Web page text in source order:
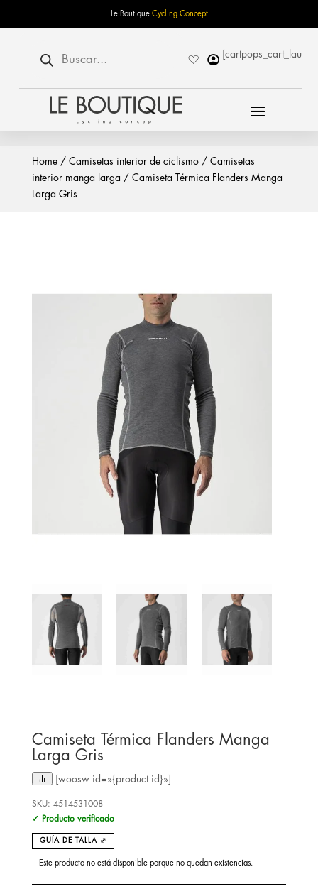
Le Boutique Cycling Concept
productos
Home/ Camisetas interior de ciclismo/ Camisetas
interior manga larga / Camiseta Térmica Flanders Manga
Larga Gris
Camiseta Térmica Flanders Manga
Larga Gris
[woosw id=»{product id}»]
SKU: 4514531008
✓ Producto verificado
GUÍA DE TALLA ⤢
Este producto no está disponible porque no quedan existencias.